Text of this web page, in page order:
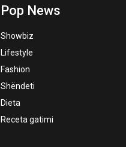
Pop News
Showbiz
Lifestyle
Fashion
Shëndeti
Dieta
Receta gatimi